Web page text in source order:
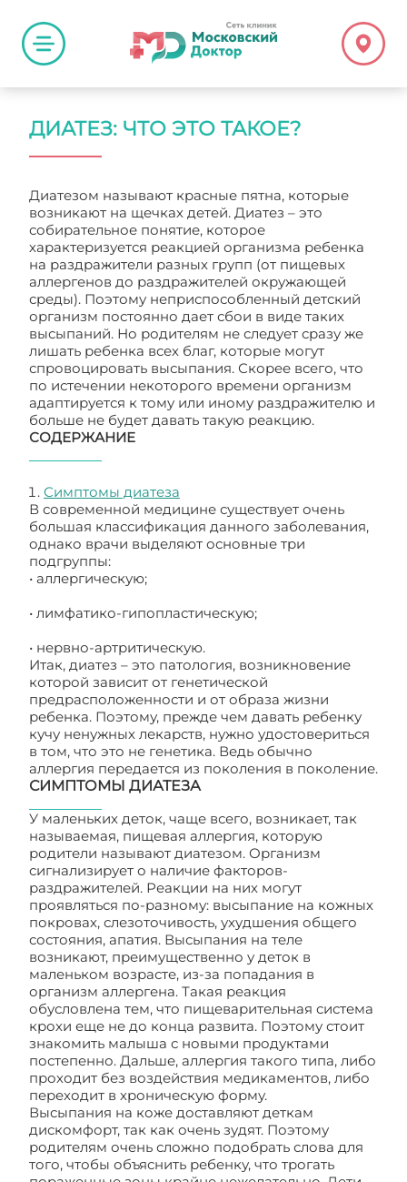
ДИАТЕЗ: ЧТО ЭТО ТАКОЕ?
Диатезом называют красные пятна, которые
возникают на щечках детей. Диатез – это
собирательное понятие, которое
характеризуется реакцией организма ребенка
на раздражители разных групп (от пищевых
аллергенов до раздражителей окружающей
среды). Поэтому неприспособленный детский
организм постоянно дает сбои в виде таких
высыпаний. Но родителям не следует сразу же
лишать ребенка всех благ, которые могут
спровоцировать высыпания. Скорее всего, что
по истечении некоторого времени организм
адаптируется к тому или иному раздражителю и
больше не будет давать такую реакцию.
СОДЕРЖАНИЕ
Симптомы диатеза
В современной медицине существует очень
большая классификация данного заболевания,
однако врачи выделяют основные три
подгруппы:
• аллергическую;
• лимфатико-гипопластическую;
• нервно-артритическую.
Итак, диатез – это патология, возникновение
которой зависит от генетической
предрасположенности и от образа жизни
ребенка. Поэтому, прежде чем давать ребенку
кучу ненужных лекарств, нужно удостовериться
в том, что это не генетика. Ведь обычно
аллергия передается из поколения в поколение.
СИМПТОМЫ ДИАТЕЗА
У маленьких деток, чаще всего, возникает, так
называемая, пищевая аллергия, которую
родители называют диатезом. Организм
сигнализирует о наличие факторов-
раздражителей. Реакции на них могут
проявляться по-разному: высыпание на кожных
покровах, слезоточивость, ухудшения общего
состояния, апатия. Высыпания на теле
возникают, преимущественно у деток в
маленьком возрасте, из-за попадания в
организм аллергена. Такая реакция
обусловлена тем, что пищеварительная система
крохи еще не до конца развита. Поэтому стоит
знакомить малыша с новыми продуктами
постепенно. Дальше, аллергия такого типа, либо
проходит без воздействия медикаментов, либо
переходит в хроническую форму.
Высыпания на коже доставляют деткам
дискомфорт, так как очень зудят. Поэтому
родителям очень сложно подобрать слова для
того, чтобы объяснить ребенку, что трогать